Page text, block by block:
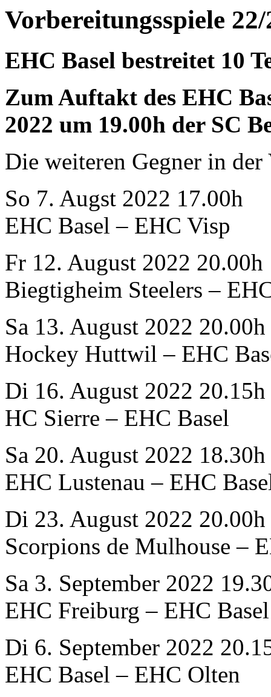
Vorbereitungsspiele 22/
EHC Basel bestreitet 10
Zum Auftakt des EHC
2022 um 19.00h der SC
Die weiteren Gegner in der
So 7. Augst 2022 17.00h
EHC Basel – EHC Visp
Fr 12. August 2022 20.00h
Biegtigheim Steelers –
Sa 13. August 2022 20.00h
Hockey Huttwil – EHC
Di 16. August 2022 20.15h
HC Sierre – EHC Basel
Sa 20. August 2022 18.30h
EHC Lustenau – EHC
Di 23. August 2022 20.00h
Scorpions de Mulhouse –
Sa 3. September 2022
EHC Freiburg – EHC Basel
Di 6. September 2022
EHC Basel – EHC Olten